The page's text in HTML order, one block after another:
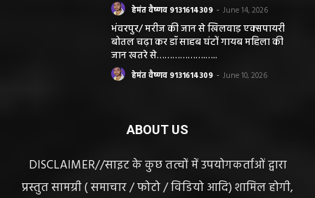
हेमंत वैष्णव 9131614309 - June 14, 2026
भंवरपुर/ मरीज की जान से खिलवाड़ एक्सपायरी
बोतल चढ़ा कर डॉ साहब घंटों गायब महिला की
जान खतरे से……………….…..
हेमंत वैष्णव 9131614309 - June 10, 2026
ABOUT US
DISCLAIMER//साइट के कुछ तत्वों में उपयोगकर्ताओं द्वारा
प्रस्तुत सामग्री ( समाचार / फोटो / विडियो आदि) शामिल होगी,